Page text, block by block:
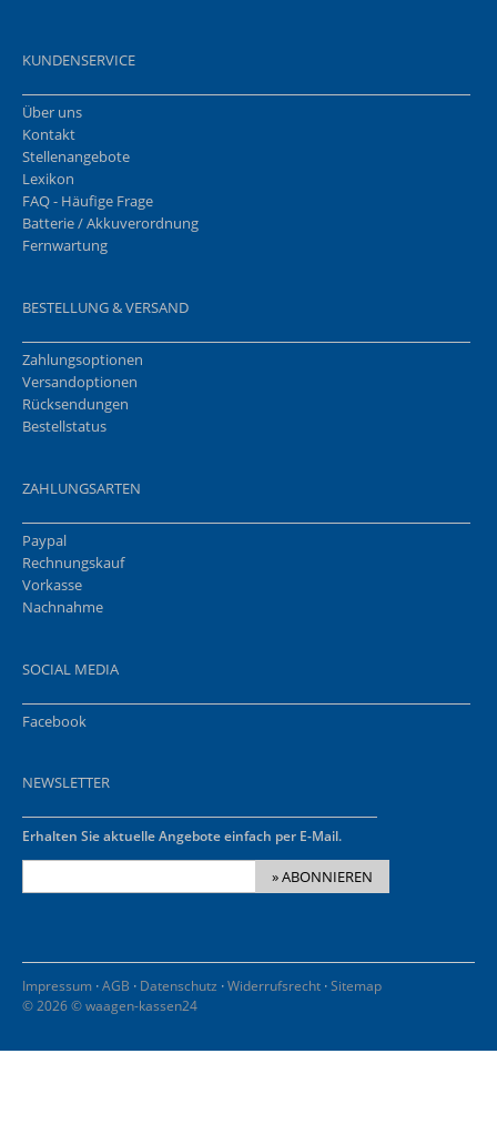
KUNDENSERVICE
Über uns
Kontakt
Stellenangebote
Lexikon
FAQ - Häufige Frage
Batterie / Akkuverordnung
Fernwartung
BESTELLUNG & VERSAND
Zahlungsoptionen
Versandoptionen
Rücksendungen
Bestellstatus
ZAHLUNGSARTEN
Paypal
Rechnungskauf
Vorkasse
Nachnahme
SOCIAL MEDIA
Facebook
NEWSLETTER
Erhalten Sie aktuelle Angebote einfach per E-Mail.
» ABONNIEREN
Impressum ·AGB · Datenschutz ·Widerrufsrecht ·Sitemap
© 2026 © waagen-kassen24